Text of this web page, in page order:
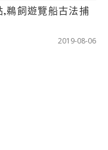
鵜飼遊覽船古法捕
2019-08-06